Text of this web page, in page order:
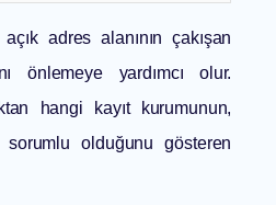
adres alanının çakışan
önlemeye yardımcı olur.
hangi kayıt kurumunun,
sorumlu olduğunu gösteren